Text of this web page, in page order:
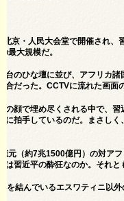
京・人民大会堂で開催され、
最大規模だ。
のひな壇に並び、アフリカ
だった。CCTVに流れた画面
顔で埋め尽くされる中で、習
拍手しているのだ。まさし
元（約7兆1500億円）の対ア
習近平の酔狂なのか。それと
を結んでいるエスワティニ以